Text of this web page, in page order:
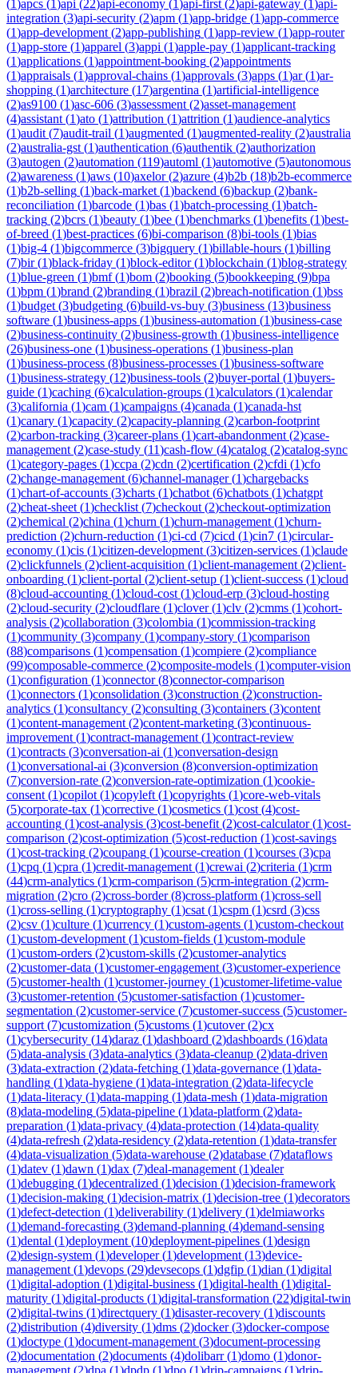
(1)apcs (1)api (22)api-economy (1)api-first (2)api-gateway (1)api-
integration (3)api-security (2)apm (1)app-bridge (1)app-commerce
(1)app-development (2)app-publishing (1)app-review (1)app-router
(1)app-store (1)apparel (3)appi (1)apple-pay (1)applicant-tracking
(1)applications (1)appointment-booking (2)appointments
(1)appraisals (1)approval-chains (1)approvals (3)apps (1)ar(1)ar-
shopping (1)architecture (17)argentina (1)artificial-intelligence
(2)as9100 (1)asc-606 (3)assessment (2)asset-management
(4)assistant (1)ato (1)attribution (1)attrition (1)audience-analytics
(1)audit (7)audit-trail (1)augmented (1)augmented-reality (2)australia
(2)australia-gst (1)authentication (6)authentik (2)authorization
(3)autogen (2)automation (119)automl (1)automotive (5)autonomous
(2)awareness (1)aws (10)axelor(2)azure (4)b2b (18)b2b-ecommerce
(1)b2b-selling (1)back-market (1)backend (6)backup (2)bank-
reconciliation (1)barcode (1)bas (1)batch-processing (1)batch-
tracking (2)bcrs (1)beauty (1)bee (1)benchmarks (1)benefits (1)best-
of-breed (1)best-practices (6)bi-comparison (8)bi-tools (1)bias
(1)big-4 (1)bigcommerce (3)bigquery (1)billable-hours (1)billing
(7)bir(1)black-friday (1)block-editor(1)blockchain (1)blog-strategy
(1)blue-green (1)bmf(1)bom (2)booking (5)bookkeeping (9)bpa
(1)bpm (1)brand (2)branding (1)brazil (2)breach-notification (1)bss
(1)budget (3)budgeting (6)build-vs-buy (3)business (13)business
software (1)business-apps (1)business-automation (1)business-case
(2)business-continuity (2)business-growth (1)business-intelligence
(26)business-one (1)business-operations (1)business-plan
(1)business-process (8)business-processes (1)business-software
(1)business-strategy (12)business-tools (2)buyer-portal (1)buyers-
guide (1)caching (6)calculation-groups (1)calculators (1)calendar
(3)california (1)cam (1)campaigns (4)canada (1)canada-hst
(1)canary (1)capacity (2)capacity-planning (2)carbon-footprint
(2)carbon-tracking (3)career-plans (1)cart-abandonment (2)case-
management (2)case-study (11)cash-flow (4)catalog (2)catalog-sync
(1)category-pages (1)ccpa (2)cdn (2)certification (2)cfdi (1)cfo
(2)change-management (6)channel-manager(1)chargebacks
(1)chart-of-accounts (3)charts (1)chatbot (6)chatbots (1)chatgpt
(2)cheat-sheet (1)checklist (7)checkout (2)checkout-optimization
(2)chemical (2)china (1)churn (1)churn-management (1)churn-
prediction (2)churn-reduction (1)ci-cd (7)cicd (1)cin7 (1)circular-
economy (1)cis (1)citizen-development (3)citizen-services (1)claude
(2)clickfunnels (2)client-acquisition (1)client-management (2)client-
onboarding (1)client-portal (2)client-setup (1)client-success (1)cloud
(8)cloud-accounting (1)cloud-cost (1)cloud-erp (3)cloud-hosting
(2)cloud-security (2)cloudflare (1)clover(1)clv (2)cmms (1)cohort-
analysis (2)collaboration (3)colombia (1)commission-tracking
(1)community (3)company (1)company-story (1)comparison
(88)comparisons (1)compensation (1)compiere (2)compliance
(99)composable-commerce (2)composite-models (1)computer-vision
(1)configuration (1)connector(8)connector-comparison
(1)connectors (1)consolidation (3)construction (2)construction-
analytics (1)consultancy (2)consulting (3)containers (3)content
(1)content-management (2)content-marketing (3)continuous-
improvement (1)contract-management (1)contract-review
(1)contracts (3)conversation-ai (1)conversation-design
(1)conversational-ai (3)conversion (8)conversion-optimization
(7)conversion-rate (2)conversion-rate-optimization (1)cookie-
consent (1)copilot (1)copyleft (1)copyrights (1)core-web-vitals
(5)corporate-tax (1)corrective (1)cosmetics (1)cost (4)cost-
accounting (1)cost-analysis (3)cost-benefit (2)cost-calculator(1)cost-
comparison (2)cost-optimization (5)cost-reduction (1)cost-savings
(1)cost-tracking (2)coupang (1)course-creation (1)courses (3)cpa
(1)cpq (1)cpra (1)credit-management (1)crewai (2)criteria (1)crm
(44)crm-analytics (1)crm-comparison (5)crm-integration (2)crm-
migration (2)cro (2)cross-border(8)cross-platform (1)cross-sell
(1)cross-selling (1)cryptography (1)csat (1)cspm (1)csrd (3)css
(2)csv (1)culture (1)currency (1)custom-agents (1)custom-checkout
(1)custom-development (1)custom-fields (1)custom-module
(1)custom-orders (2)custom-skills (2)customer-analytics
(2)customer-data (1)customer-engagement (3)customer-experience
(5)customer-health (1)customer-journey (1)customer-lifetime-value
(3)customer-retention (5)customer-satisfaction (1)customer-
segmentation (2)customer-service (7)customer-success (5)customer-
support (7)customization (5)customs (1)cutover(2)cx
(1)cybersecurity (14)daraz (1)dashboard (2)dashboards (16)data
(5)data-analysis (3)data-analytics (3)data-cleanup (2)data-driven
(3)data-extraction (2)data-fetching (1)data-governance (1)data-
handling (1)data-hygiene (1)data-integration (2)data-lifecycle
(1)data-literacy (1)data-mapping (1)data-mesh (1)data-migration
(8)data-modeling (5)data-pipeline (1)data-platform (2)data-
preparation (1)data-privacy (4)data-protection (14)data-quality
(4)data-refresh (2)data-residency (2)data-retention (1)data-transfer
(4)data-visualization (5)data-warehouse (2)database (7)dataflows
(1)datev (1)dawn (1)dax (7)deal-management (1)dealer
(1)debugging (1)decentralized (1)decision (1)decision-framework
(1)decision-making (1)decision-matrix (1)decision-tree (1)decorators
(1)defect-detection (1)deliverability (1)delivery (1)delmiaworks
(1)demand-forecasting (3)demand-planning (4)demand-sensing
(1)dental (1)deployment (10)deployment-pipelines (1)design
(2)design-system (1)developer(1)development (13)device-
management (1)devops (29)devsecops (1)dgfip (1)dian (1)digital
(1)digital-adoption (1)digital-business (1)digital-health (1)digital-
maturity (1)digital-products (1)digital-transformation (22)digital-twin
(2)digital-twins (1)directquery (1)disaster-recovery (1)discounts
(2)distribution (4)diversity (1)dms (2)docker(3)docker-compose
(1)doctype (1)document-management (3)document-processing
(2)documentation (2)documents (4)dolibarr(1)domo (1)donor-
management (2)dpa (1)dpdp (1)dpo (1)drip-campaigns (1)drip-